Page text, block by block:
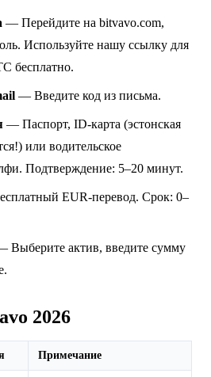
— Перейдите на bitvavo.com,
Используйте нашу ссылку для
бесплатно.
— Введите код из письма.
— Паспорт, ID-карта (эстонская
или водительское
Подтверждение: 5–20 минут.
EUR-перевод. Срок: 0–
Выберите актив, введите сумму
2026
Примечание